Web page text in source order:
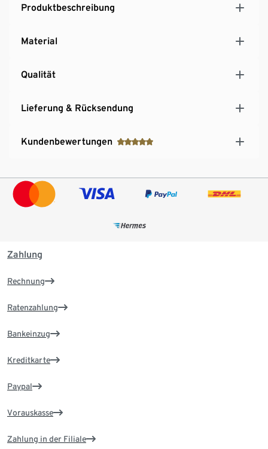
Produktbeschreibung
Material
Qualität
Lieferung & Rücksendung
Kundenbewertungen
Zahlung
Rechnung
Ratenzahlung
Bankeinzug
Kreditkarte
Paypal
Vorauskasse
Zahlung in der Filiale